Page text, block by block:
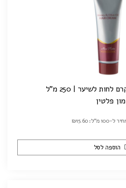
לשיער | 250 מ"ל
מון פלטין
ל-100 מ"ל: ₪15.60
הוספה לסל